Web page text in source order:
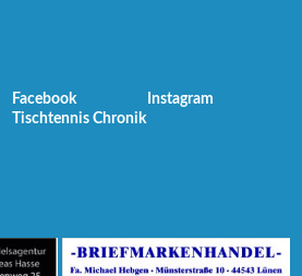
Facebook
Instagram
Tischtennis Chronik